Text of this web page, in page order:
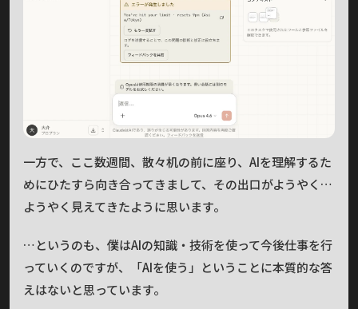
一方で、ここ数週間、散々机の前に座り、AIを理解するた
めにひたすら向き合ってきまして、その出口がようやく…
ようやく見えてきたように思います。
…というのも、僕はAIの知識・技術を使って今後仕事を行
っていくのですが、「AIを使う」ということに本質的な答
えはないと思っています。